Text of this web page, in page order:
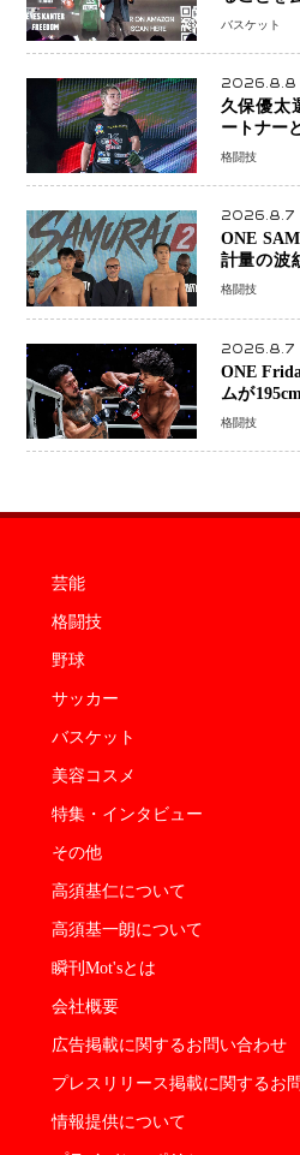
ーが
の背景に
バスケット
2026.8.8
久保優太
ートナー
生活を支
格闘技
2026.8.7
ONE
計量の波
ーは契約
格闘技
2026.8.7
ONE
ムが
ン奪取！
格闘技
芸能
格闘技
野球
サッカー
バスケット
美容コスメ
特集・インタビュー
その他
高須基仁について
高須基一朗について
瞬刊Mot'sとは
会社概要
広告掲載に関するお問い合わせ
プレスリリース掲載に関するお
情報提供について